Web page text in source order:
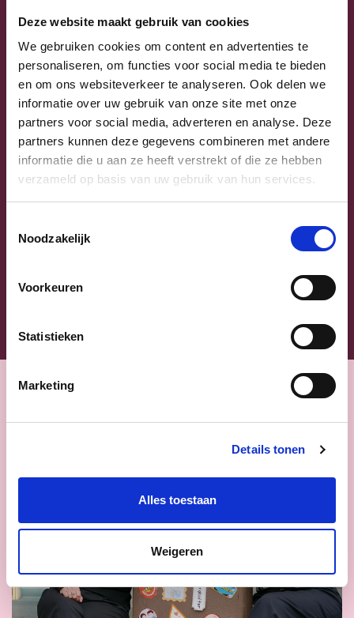
Deze website maakt gebruik van cookies
We gebruiken cookies om content en advertenties te
personaliseren, om functies voor social media te bieden
en om ons websiteverkeer te analyseren. Ook delen we
informatie over uw gebruik van onze site met onze
partners voor social media, adverteren en analyse. Deze
partners kunnen deze gegevens combineren met andere
informatie die u aan ze heeft verstrekt of die ze hebben
verzameld op basis van uw gebruik van hun services.
Noodzakelijk
Voorkeuren
Statistieken
Marketing
Details tonen
Alles toestaan
Weigeren
Blijf op de hoogte
Laat hier je e-mailadres achter en ontvang
onze nieuwsbrief.
E-mailadres
Postcode
om de privacyvoorwaarden te raadplegen
Nieuws